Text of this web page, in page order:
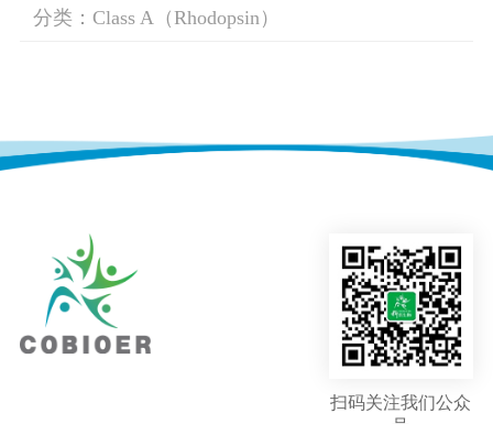
分类：Class A（Rhodopsin）
扫码关注我们公众